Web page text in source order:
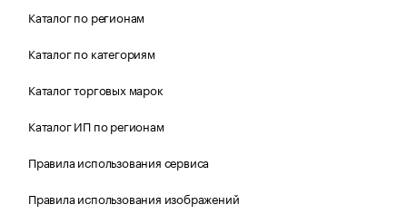
Каталог по регионам
Каталог по категориям
Каталог торговых марок
Каталог ИП по регионам
Правила использования сервиса
Правила использования изображений